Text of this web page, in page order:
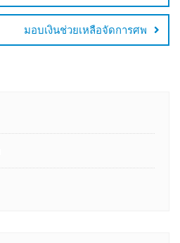
มอบเงินช่วยเหลือจัดการศพ